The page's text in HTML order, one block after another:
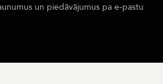
un piedāvājumus pa e-pastu